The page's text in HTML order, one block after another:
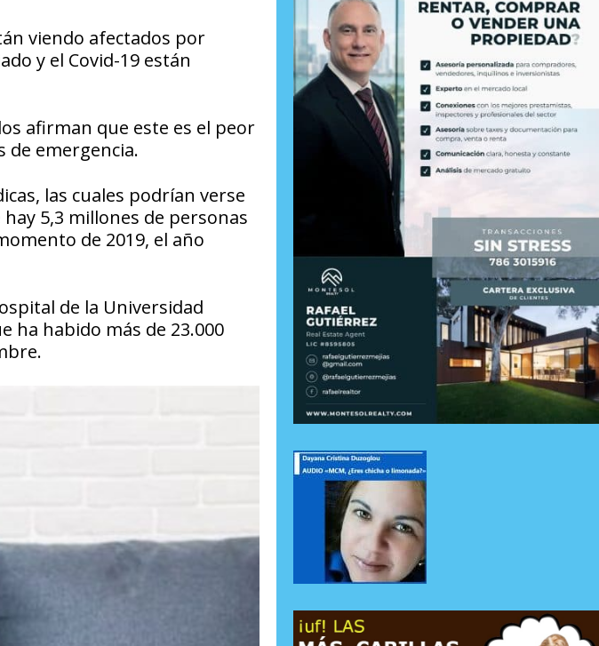
viendo afectados por
y el Covid-19 están
afirman que este es el peor
de emergencia.
las cuales podrían verse
5,3 millones de personas
de 2019, el año
de la Universidad
ha habido más de 23.000